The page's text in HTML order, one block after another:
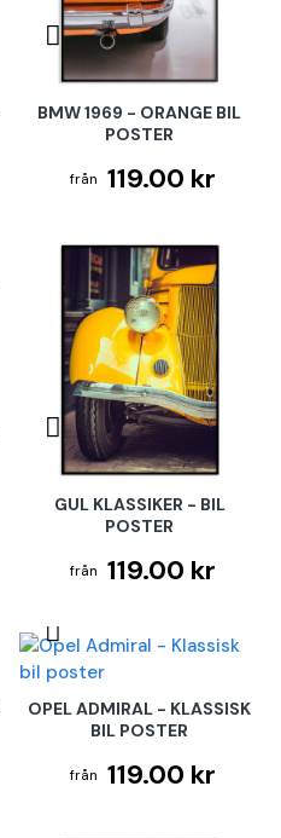
BMW 1969 - ORANGE BIL
POSTER
119.00 kr
GUL KLASSIKER - BIL
POSTER
119.00 kr
OPEL ADMIRAL - KLASSISK
BIL POSTER
119.00 kr